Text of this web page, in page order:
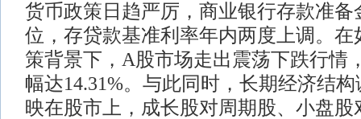
货币政策日趋严厉，商业银行存款准备
位，存贷款基准利率年内两度上调。在
策背景下，A股市场走出震荡下跌行情
幅达14.31%。与此同时，长期经济结
映在股市上，成长股对周期股、小盘股